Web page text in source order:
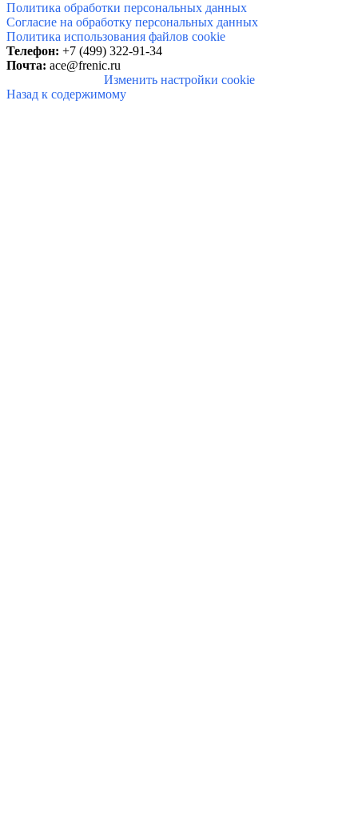
Политика обработки персональных данных
Согласие на обработку персональных данных
Политика использования файлов cookie
Телефон: +7 (499) 322-91-34
Почта: ace@frenic.ru
Изменить настройки cookie
Назад к содержимому